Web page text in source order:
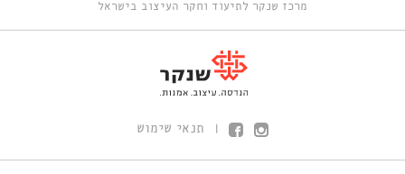
מרכז שנקר לתיעוד וחקר העיצוב בישראל
תנאי שימוש